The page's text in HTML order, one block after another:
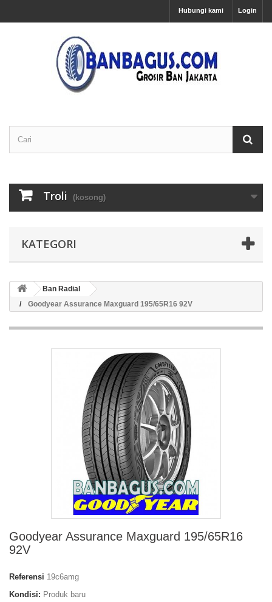
Login
Hubungi kami
Troli (kosong)
KATEGORI
Ban Radial
Goodyear Assurance Maxguard 195/65R16 92V
Goodyear Assurance Maxguard 195/65R16
92V
Referensi 19c6amg
Kondisi: Produk baru